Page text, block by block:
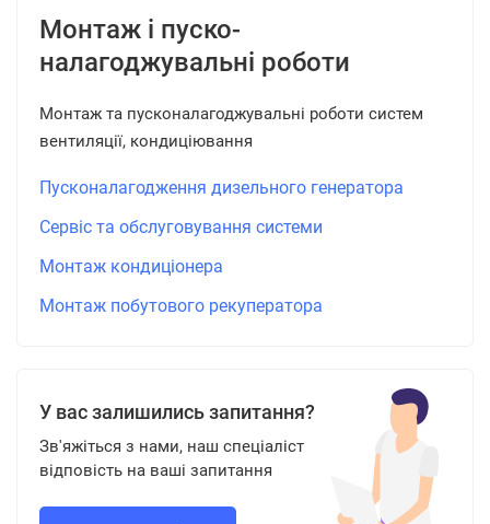
Монтаж і пуско-
налагоджувальні роботи
Монтаж та пусконалагоджувальні роботи систем
вентиляції, кондиціювання
Пусконалагодження дизельного генератора
Сервіс та обслуговування системи
Монтаж кондиціонера
Монтаж побутового рекуператора
У вас залишились запитання?
Зв'яжіться з нами, наш спеціаліст
відповість на ваші запитання